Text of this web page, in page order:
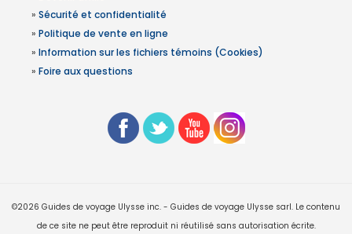
» Sécurité et confidentialité
» Politique de vente en ligne
» Information sur les fichiers témoins (Cookies)
» Foire aux questions
©2026 Guides de voyage Ulysse inc. - Guides de voyage Ulysse sarl. Le contenu
de ce site ne peut être reproduit ni réutilisé sans autorisation écrite.